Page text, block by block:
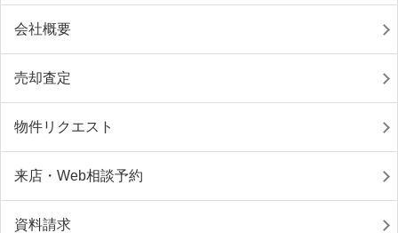
会社概要
売却査定
物件リクエスト
来店・Web相談予約
資料請求